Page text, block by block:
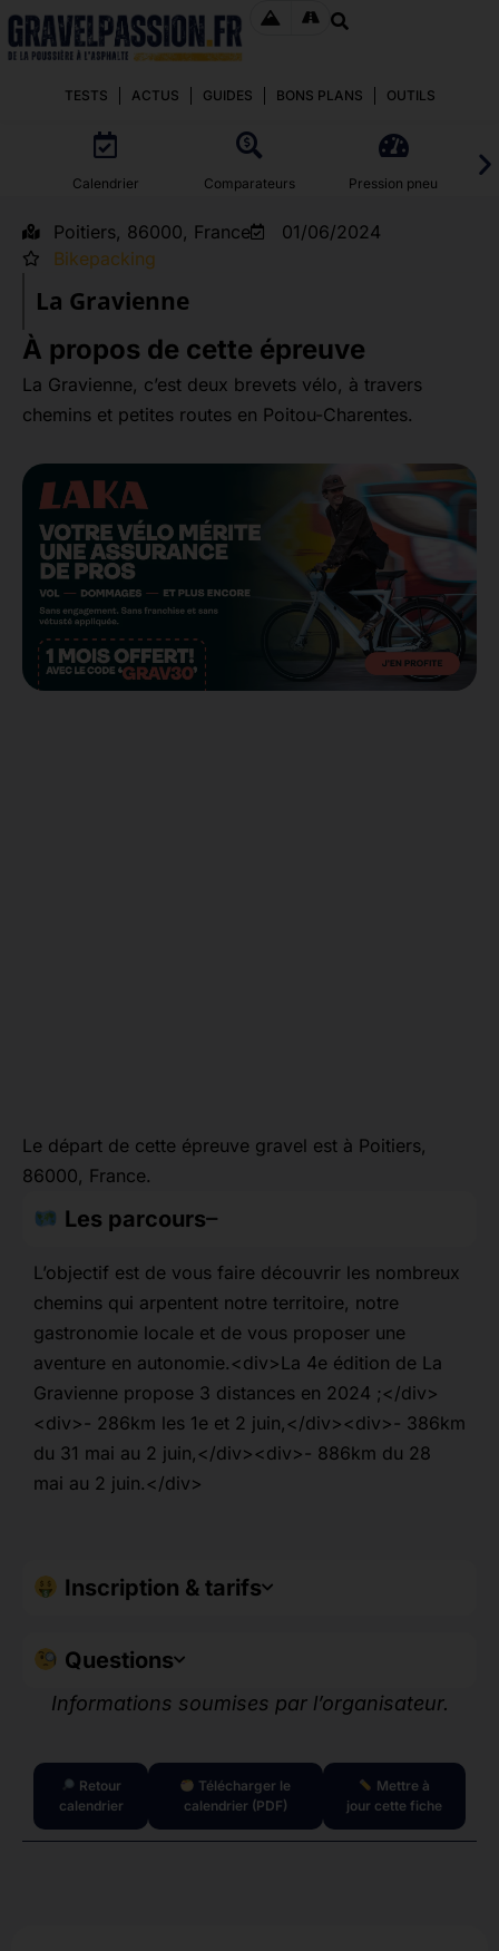
TESTS ACTUS GUIDES BONS PLANS OUTILS
Calendrier Comparateurs Pression pneu
Poitiers, 86000, France
01/06/2024
Bikepacking
La Gravienne
À propos de cette épreuve
La Gravienne, c’est deux brevets vélo, à travers
chemins et petites routes en Poitou-Charentes.
Le départ de cette épreuve gravel est à Poitiers,
86000, France.
Les parcours
L’objectif est de vous faire découvrir les nombreux
chemins qui arpentent notre territoire, notre
gastronomie locale et de vous proposer une
aventure en autonomie.<div>La 4e édition de La
Gravienne propose 3 distances en 2024 ;</div>
<div>- 286km les 1e et 2 juin,</div><div>- 386km
du 31 mai au 2 juin,</div><div>- 886km du 28
mai au 2 juin.</div>
Inscription & tarifs
Questions
Informations soumises par l’organisateur.
Retour
calendrier
Télécharger le
calendrier (PDF)
Mettre à
jour cette fiche